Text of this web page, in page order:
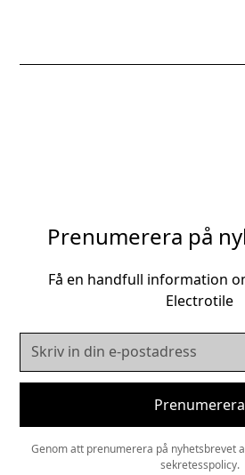
Prenumerera på
Få en handfull information
Electrotile
Genom att prenumerera på nyhetsbrevet
sekretesspolicy.